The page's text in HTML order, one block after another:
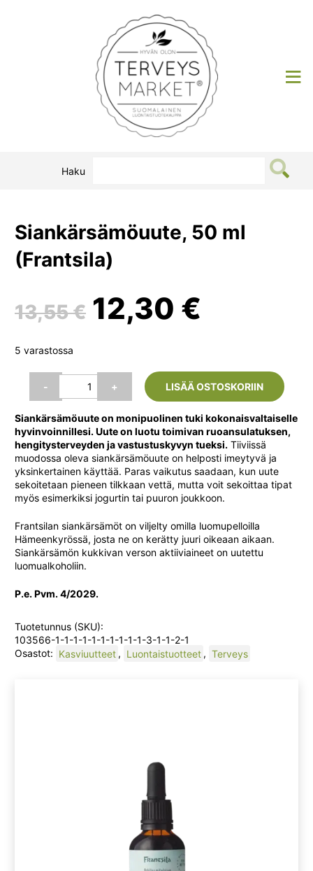
Terveysmarket
Haku
Siankärsämöuute, 50 ml
(Frantsila)
13,55€ Alkuperäinen
oli:
13,55 €.
12,30 €
on:
12,30
5 varastossa
-
Siankärsämöuute,
(Frantsila)
määrä
+ LISÄÄ OSTOSKORIIN
Siankärsämöuute on monipuolinen tuki kokonaisvaltaiselle
hyvinvoinnillesi. Uute on luotu toimivan ruoansulatuksen,
hengitysterveyden ja vastustuskyvyn tueksi. Tiiviissä
muodossa oleva siankärsämöuute on helposti imeytyvä ja
yksinkertainen käyttää. Paras vaikutus saadaan, kun uute
sekoitetaan pieneen tilkkaan vettä, mutta voit sekoittaa tipat
myös esimerkiksi jogurtin tai puuron joukkoon.
Frantsilan siankärsämöt on viljelty omilla luomupelloilla
Hämeenkyrössä, josta ne on kerätty juuri oikeaan aikaan.
Siankärsämön kukkivan verson aktiiviaineet on uutettu
luomualkoholiin.
P.e. Pvm. 4/2029.
Tuotetunnus (SKU):
103566-1-1-1-1-1-1-1-1-1-1-3-1-1-2-1
Osastot: Kasviuutteet , Luontaistuotteet , Terveys